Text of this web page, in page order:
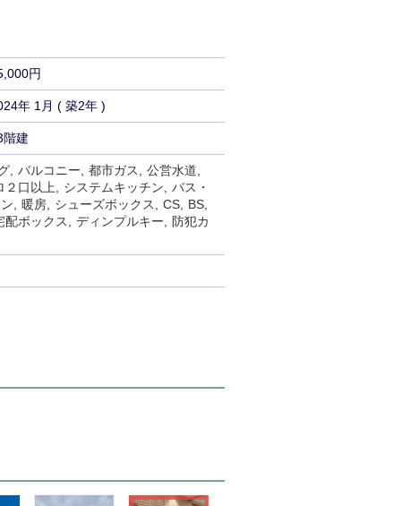
円
年 1月 ( 築2年 )
階建
バルコニー 都市ガス
公営水道
２口以上 システムキッチン
バス・
暖房 シューズボックス CS
BS
配ボックス ディンプルキー
防犯カ